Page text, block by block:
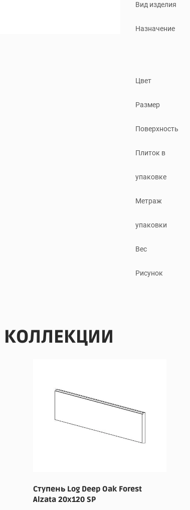
Вид изделия
Назначение
Цвет
Размер
Поверхность
Плиток в
упаковке
Метраж
упаковки
Вес
Рисунок
КОЛЛЕКЦИИ
Ступень Log Deep Oak Forest
Alzata 20x120 SP